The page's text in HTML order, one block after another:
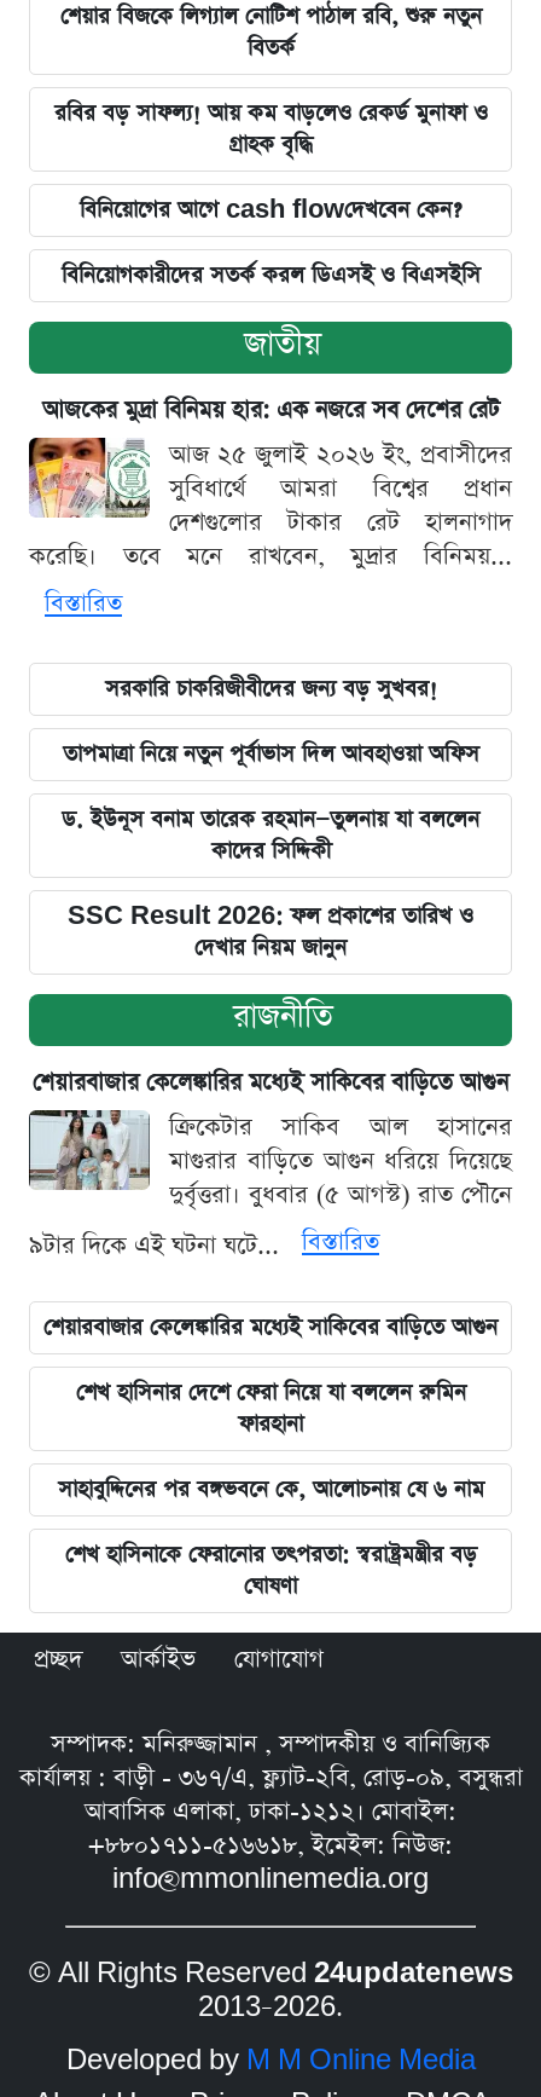
শেয়ার বিজকে লিগ্যাল নোটিশ পাঠাল রবি, শুরু নতুন
বিতর্ক
রবির বড় সাফল্য! আয় কম বাড়লেও রেকর্ড মুনাফা ও
গ্রাহক বৃদ্ধি
বিনিয়োগের আগে cash flowদেখবেন কেন?
বিনিয়োগকারীদের সতর্ক করল ডিএসই ও বিএসইসি
জাতীয়
আজকের মুদ্রা বিনিময় হার: এক নজরে সব দেশের রেট
আজ ২৫ জুলাই ২০২৬ ইং, প্রবাসীদের
সুবিধার্থে আমরা বিশ্বের প্রধান
দেশগুলোর টাকার রেট হালনাগাদ
করেছি। তবে মনে রাখবেন, মুদ্রার বিনিময়...
বিস্তারিত
সরকারি চাকরিজীবীদের জন্য বড় সুখবর!
তাপমাত্রা নিয়ে নতুন পূর্বাভাস দিল আবহাওয়া অফিস
ড. ইউনূস বনাম তারেক রহমান—তুলনায় যা বললেন
কাদের সিদ্দিকী
SSC Result 2026: ফল প্রকাশের তারিখ ও
দেখার নিয়ম জানুন
রাজনীতি
শেয়ারবাজার কেলেঙ্কারির মধ্যেই সাকিবের বাড়িতে আগুন
ক্রিকেটার সাকিব আল হাসানের
মাগুরার বাড়িতে আগুন ধরিয়ে দিয়েছে
দুর্বৃত্তরা। বুধবার (৫ আগস্ট) রাত পৌনে
৯টার দিকে এই ঘটনা ঘটে...
বিস্তারিত
শেয়ারবাজার কেলেঙ্কারির মধ্যেই সাকিবের বাড়িতে আগুন
শেখ হাসিনার দেশে ফেরা নিয়ে যা বললেন রুমিন
ফারহানা
সাহাবুদ্দিনের পর বঙ্গভবনে কে, আলোচনায় যে ৬ নাম
শেখ হাসিনাকে ফেরানোর তৎপরতা: স্বরাষ্ট্রমন্ত্রীর বড়
ঘোষণা
প্রচ্ছদ আর্কাইভ যোগাযোগ
সম্পাদক: মনিরুজ্জামান , সম্পাদকীয় ও বানিজ্যিক
কার্যালয় : বাড়ী - ৩৬৭/এ, ফ্ল্যাট-২বি, রোড়-০৯, বসুন্ধরা
আবাসিক এলাকা, ঢাকা-১২১২। মোবাইল:
+৮৮০১৭১১-৫১৬৬১৮, ইমেইল: নিউজ:
info@mmonlinemedia.org
© All Rights Reserved 24updatenews
2013–2026.
Developed by M M Online Media